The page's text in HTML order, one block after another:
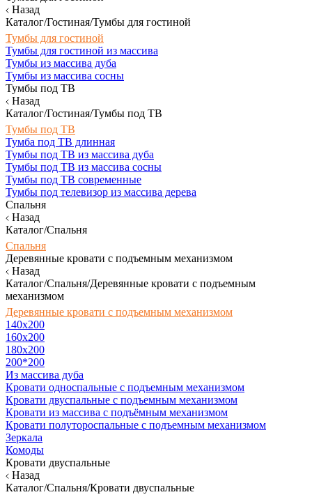
Назад
Каталог/Гостиная/Тумбы для гостиной
Тумбы для гостиной
Тумбы для гостиной из массива
Тумбы из массива дуба
Тумбы из массива сосны
Тумбы под ТВ
Назад
Каталог/Гостиная/Тумбы под ТВ
Тумбы под ТВ
Тумба под ТВ длинная
Тумбы под ТВ из массива дуба
Тумбы под ТВ из массива сосны
Тумбы под ТВ современные
Тумбы под телевизор из массива дерева
Спальня
Назад
Каталог/Спальня
Спальня
Деревянные кровати с подъемным механизмом
Назад
Каталог/Спальня/Деревянные кровати с подъемным
механизмом
Деревянные кровати с подъемным механизмом
140x200
160х200
180х200
200*200
Из массива дуба
Кровати односпальные с подъемным механизмом
Кровати двуспальные с подъемным механизмом
Кровати из массива с подъёмным механизмом
Кровати полутороспальные с подъемным механизмом
Зеркала
Комоды
Кровати двуспальные
Назад
Каталог/Спальня/Кровати двуспальные